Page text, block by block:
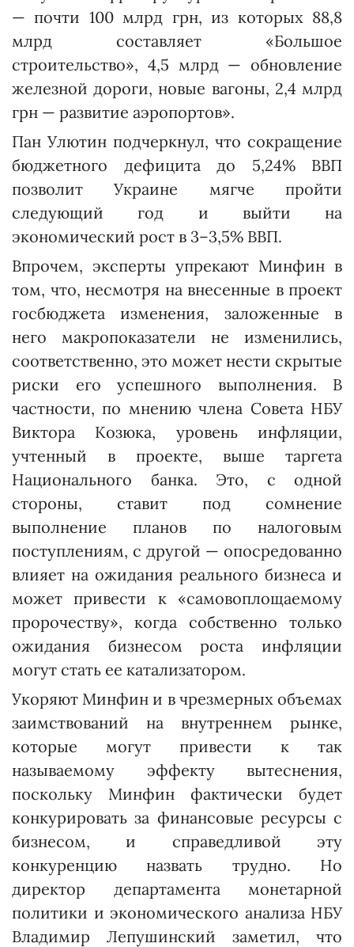
— почти 100 млрд грн, из которых 88,8
млрд составляет «Большое
строительство», 4,5 млрд — обновление
железной дороги, новые вагоны, 2,4 млрд
грн — развитие аэропортов».
Пан Улютин подчеркнул, что сокращение
бюджетного дефицита до 5,24% ВВП
позволит Украине мягче пройти
следующий год и выйти на
экономический рост в 3–3,5% ВВП.
Впрочем, эксперты упрекают Минфин в
том, что, несмотря на внесенные в проект
госбюджета изменения, заложенные в
него макропоказатели не изменились,
соответственно, это может нести скрытые
риски его успешного выполнения. В
частности, по мнению члена Совета НБУ
Виктора Козюка, уровень инфляции,
учтенный в проекте, выше таргета
Национального банка. Это, с одной
стороны, ставит под сомнение
выполнение планов по налоговым
поступлениям, с другой — опосредованно
влияет на ожидания реального бизнеса и
может привести к «самовоплощаемому
пророчеству», когда собственно только
ожидания бизнесом роста инфляции
могут стать ее катализатором.
Укоряют Минфин и в чрезмерных объемах
заимствований на внутреннем рынке,
которые могут привести к так
называемому эффекту вытеснения,
поскольку Минфин фактически будет
конкурировать за финансовые ресурсы с
бизнесом, и справедливой эту
конкуренцию назвать трудно. Но
директор департамента монетарной
политики и экономического анализа НБУ
Владимир Лепушинский заметил, что